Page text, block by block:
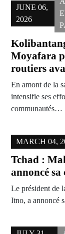
JUNE 06,
2026
Moyafara
routiers
En amont de la
intensifie ses
communautés…
MARCH 04,
Tchad :
annoncé
Le président de
Itno, a annoncé